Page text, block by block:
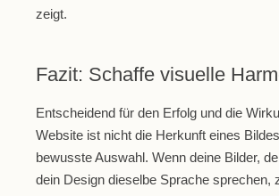
zeigt.
Fazit: Schaffe visuelle
Entscheidend für den Erfolg und die
Website ist nicht die Herkunft eines
bewusste Auswahl. Wenn deine Bilder,
dein Design dieselbe Sprache sprechen,